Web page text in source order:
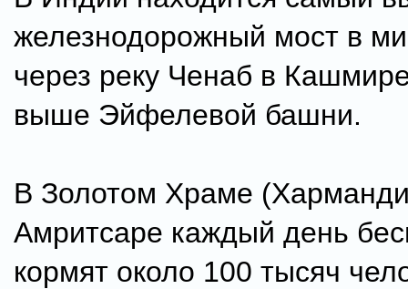
железнодорожный мост в
через реку Ченаб в
выше Эйфелевой башни.
В Золотом Храме
Амритсаре каждый день
кормят около 100 тысяч